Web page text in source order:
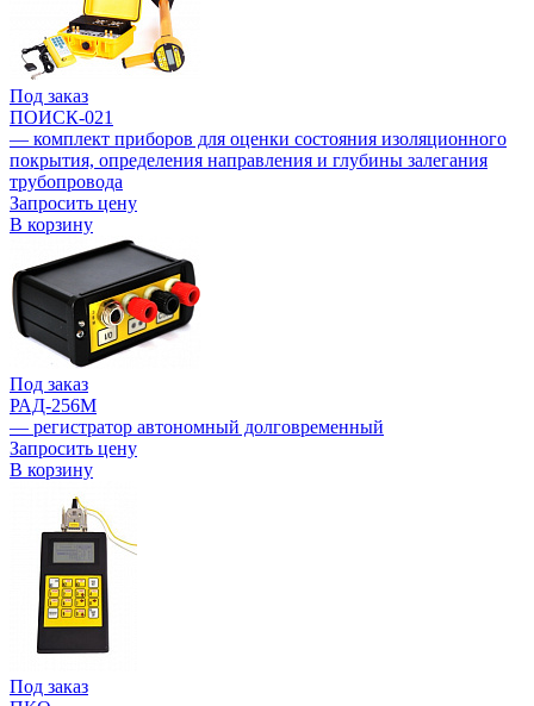
Под заказ
ПОИСК-021
— комплект приборов для оценки состояния изоляционного
покрытия, определения направления и глубины залегания
трубопровода
Запросить цену
В корзину
Под заказ
РАД-256М
— регистратор автономный долговременный
Запросить цену
В корзину
Под заказ